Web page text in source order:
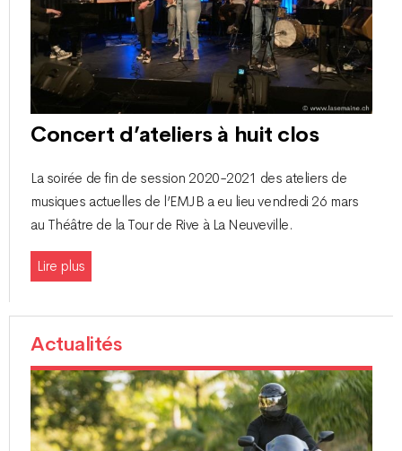
Concert d’ateliers à huit clos
La soirée de fin de session 2020-2021 des ateliers de
musiques actuelles de l’EMJB a eu lieu vendredi 26 mars
au Théâtre de la Tour de Rive à La Neuveville.
Lire plus
Actualités